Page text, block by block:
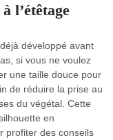
l’étêtage
développé avant
si vous ne voulez
une taille douce pour
de réduire la prise au
du végétal. Cette
en
profiter des conseils